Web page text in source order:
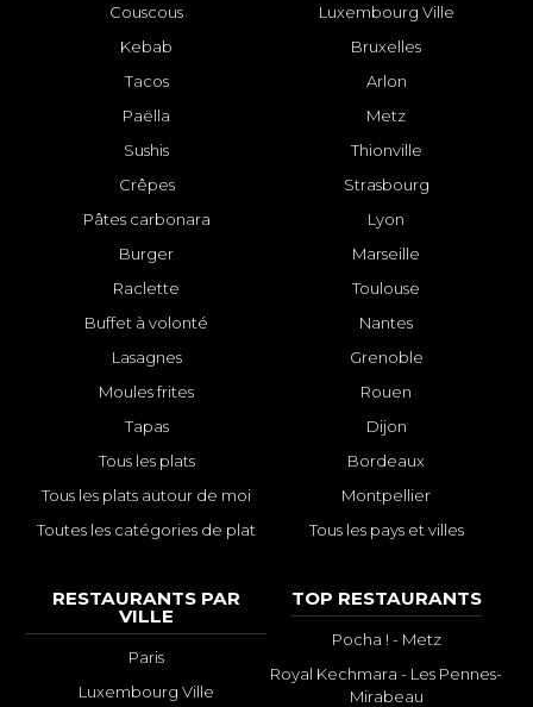
Couscous
Kebab
Tacos
Paëlla
Sushis
Crêpes
Pâtes carbonara
Burger
Raclette
Buffet à volonté
Lasagnes
Moules frites
Tapas
Tous les plats
Tous les plats autour de moi
Toutes les catégories de plat
Luxembourg Ville
Bruxelles
Arlon
Metz
Thionville
Strasbourg
Lyon
Marseille
Toulouse
Nantes
Grenoble
Rouen
Dijon
Bordeaux
Montpellier
Tous les pays et villes
RESTAURANTS PAR
VILLE
Paris
Luxembourg Ville
TOP RESTAURANTS
Pocha ! - Metz
Royal Kechmara - Les Pennes-
Mirabeau